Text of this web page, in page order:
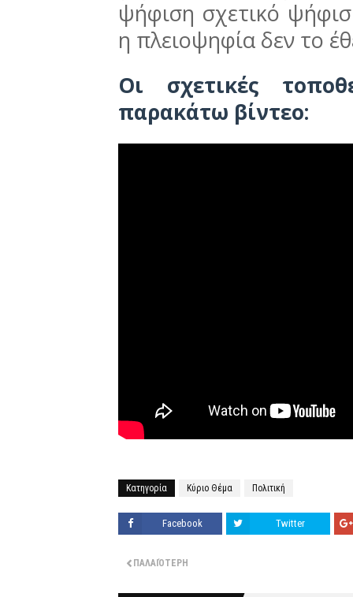
ψήφιση σχετικό
η πλειοψηφία δεν το
Οι σχετικές
παρακάτω βίντεο:
Κατηγορία Κύριο Θέμα Πολιτική
Facebook Twitter
ΠΑΛΑΙΌΤΕΡΗ